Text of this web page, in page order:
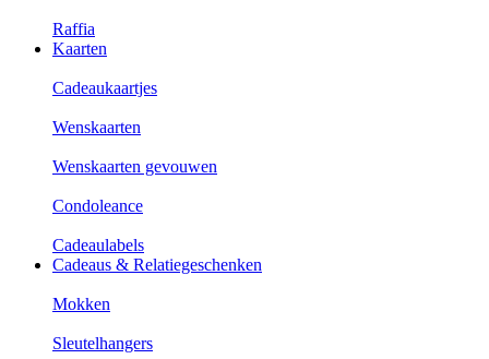
Raffia
Kaarten
Cadeaukaartjes
Wenskaarten
Wenskaarten gevouwen
Condoleance
Cadeaulabels
Cadeaus & Relatiegeschenken
Mokken
Sleutelhangers